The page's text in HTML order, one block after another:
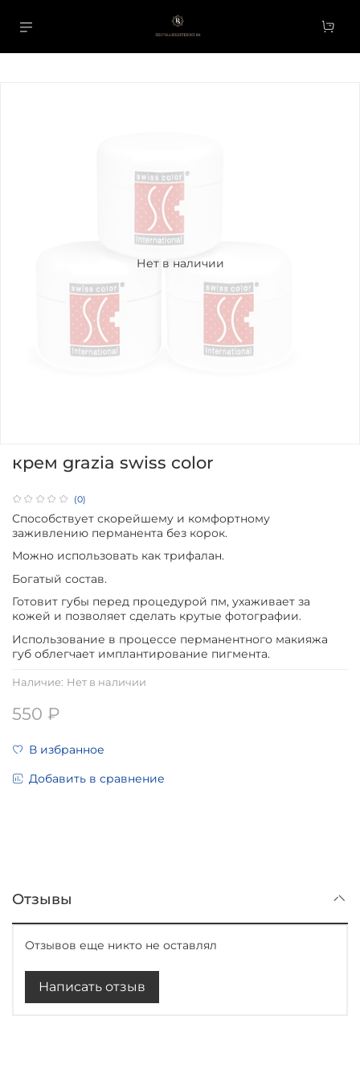
Нет в наличии
(0)
Наличие: Нет в наличии
крем grazia swiss color
550 ₽
В избранное
Добавить в сравнение
Способствует скорейшему и комфортному
заживлению перманента без корок.
Можно использовать как трифалан.
Богатый состав.
Готовит губы перед процедурой пм, ухаживает за
кожей и позволяет сделать крутые фотографии.
Использование в процессе перманентного макияжа
губ облегчает имплантирование пигмента.
Отзывы
Отзывов еще никто не оставлял
Написать отзыв